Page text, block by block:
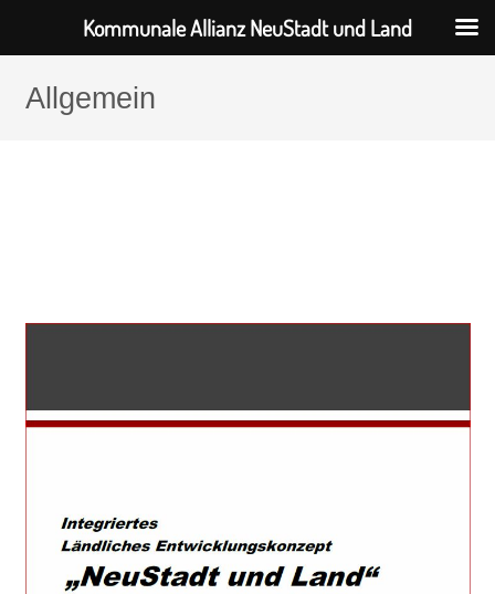
Allgemein
Kommunale Allianz NeuStadt und Land